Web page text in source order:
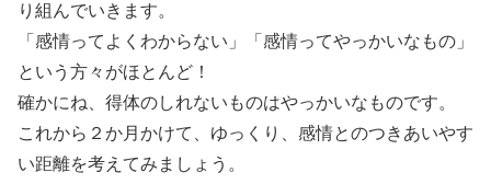
り組んでいきます。
「感情ってよくわからない」「感情ってやっかいなもの」
という方々がほとんど！
確かにね、得体のしれないものはやっかいなものです。
これから２か月かけて、ゆっくり、感情とのつきあいやす
い距離を考えてみましょう。